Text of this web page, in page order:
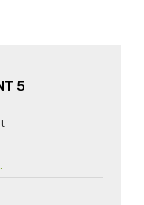
5